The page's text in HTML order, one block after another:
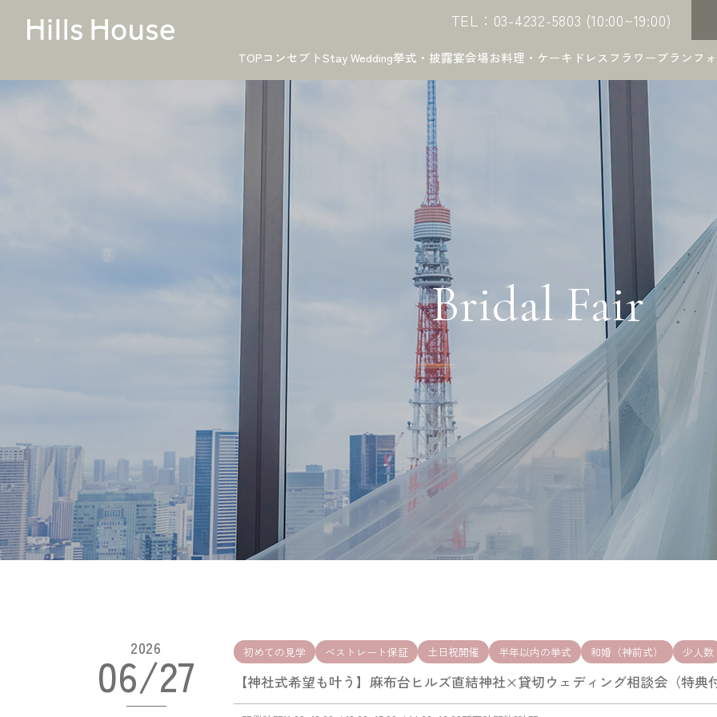
TEL：03-4232-5803 (10:00~19:00)
TOPコンセプトStay Wedding挙式・披露宴会場お料理・ケーキ ドレスフラワープランフ
Bridal Fair
2026
06/27 初めての見学 ベストレート保証 土日祝開催 半年以内の挙式 和婚（神前式） 少人数
【神社式希望も叶う】麻布台ヒルズ直結神社×貸切ウェディング相談会（特典